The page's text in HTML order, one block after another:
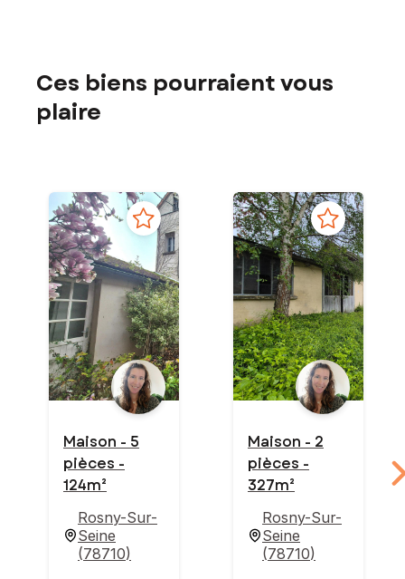
Ces biens pourraient vous
plaire
Maison - 5
pièces -
124m²
Rosny-Sur-
Seine
(78710)
Maison - 2
pièces -
327m²
Rosny-Sur-
Seine
(78710)